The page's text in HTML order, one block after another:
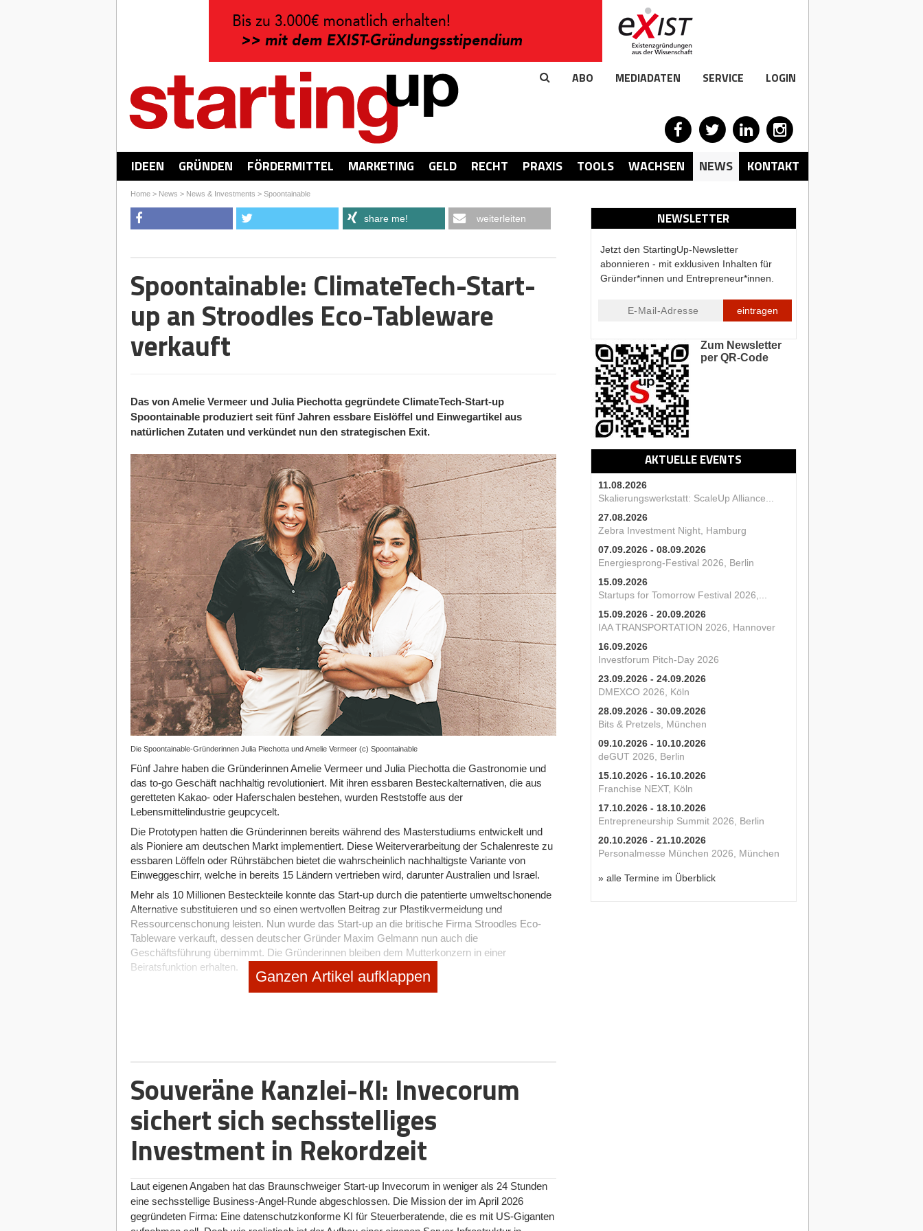
ABO MEDIADATEN SERVICE LOGIN
IDEEN GRÜNDEN FÖRDERMITTEL MARKETING GELD RECHT PRAXIS TOOLS WACHSEN NEWS KONTAKT
Home> News > News & Investments > Spoontainable
NEWSLETTER
Jetzt den StartingUp-Newsletter
abonnieren - mit exklusiven Inhalten für
Gründer*innen und Entrepreneur*innen.
eintragen
Zum Newsletter
per QR-Code
AKTUELLE EVENTS
11.08.2026
Skalierungswerkstatt: ScaleUp Alliance...
27.08.2026
Zebra Investment Night, Hamburg
07.09.2026 - 08.09.2026
Energiesprong-Festival 2026, Berlin
15.09.2026
Startups for Tomorrow Festival 2026,...
15.09.2026 - 20.09.2026
IAA TRANSPORTATION 2026, Hannover
16.09.2026
Investforum Pitch-Day 2026
23.09.2026 - 24.09.2026
DMEXCO 2026, Köln
28.09.2026 - 30.09.2026
Bits & Pretzels, München
09.10.2026 - 10.10.2026
deGUT 2026, Berlin
15.10.2026 - 16.10.2026
Franchise NEXT, Köln
17.10.2026 - 18.10.2026
Entrepreneurship Summit 2026, Berlin
20.10.2026 - 21.10.2026
Personalmesse München 2026, München
» alle Termine im Überblick
share me! weiterleiten
Spoontainable: ClimateTech-Start-
up an Stroodles Eco-Tableware
verkauft
Das von Amelie Vermeer und Julia Piechotta gegründete ClimateTech-Start-up
Spoontainable produziert seit fünf Jahren essbare Eislöffel und Einwegartikel aus
natürlichen Zutaten und verkündet nun den strategischen Exit.
Die Spoontainable-Gründerinnen Julia Piechotta und Amelie Vermeer (c) Spoontainable
Fünf Jahre haben die Gründerinnen Amelie Vermeer und Julia Piechotta die Gastronomie und
das to-go Geschäft nachhaltig revolutioniert. Mit ihren essbaren Besteckalternativen, die aus
geretteten Kakao- oder Haferschalen bestehen, wurden Reststoffe aus der
Lebensmittelindustrie geupcycelt.
Die Prototypen hatten die Gründerinnen bereits während des Masterstudiums entwickelt und
als Pioniere am deutschen Markt implementiert. Diese Weiterverarbeitung der Schalenreste zu
essbaren Löffeln oder Rührstäbchen bietet die wahrscheinlich nachhaltigste Variante von
Einweggeschirr, welche in bereits 15 Ländern vertrieben wird, darunter Australien und Israel.
Mehr als 10 Millionen Besteckteile konnte das Start-up durch die patentierte umweltschonende
Alternative substituieren und so einen wertvollen Beitrag zur Plastikvermeidung und
Ressourcenschonung leisten. Nun wurde das Start-up an die britische Firma Stroodles Eco-
Tableware verkauft, dessen deutscher Gründer Maxim Gelmann nun auch die
Geschäftsführung übernimmt. Die Gründerinnen bleiben dem Mutterkonzern in einer
Beiratsfunktion erhalten.
Nächster Schritt: Portfolioerweiterung und Skalierung mit dem Strategen
werden.
Doch die Vision der Gründerinnen ist ein ganzheitliches Umdenken der Gastronomie, weshalb
sie auch Produkte wie essbare Rührstäbchen entwickelten und Trinkhalme ins Portfolio
implementierten. Um die steigenden Kund*innennachfragen nach weiteren nachhaltigen
Besteck- und Geschirralternativen bedienen zu können, arbeitete das Start-up bereits früh mit
beider Firmen ermöglicht nun neue Potentiale hinsichtlich der Markterschließung und der
Nutzung von Synergien in der Prozessoptimierung.
Spoontainable wird 100%-ige Tochter von Stroodles Eco-Tableware
Ganzen Artikel aufklappen
Souveräne Kanzlei-KI: Invecorum
sichert sich sechsstelliges
Investment in Rekordzeit
Laut eigenen Angaben hat das Braunschweiger Start-up Invecorum in weniger als 24 Stunden
eine sechsstellige Business-Angel-Runde abgeschlossen. Die Mission der im April 2026
gegründeten Firma: Eine datenschutzkonforme KI für Steuerberatende, die es mit US-Giganten